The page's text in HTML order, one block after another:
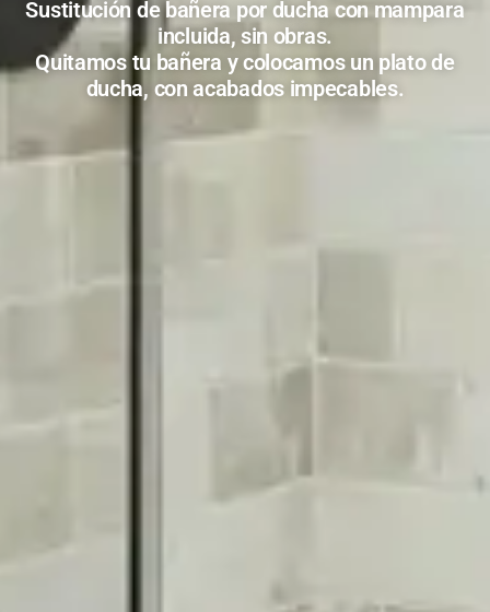
Sustitución de bañera por ducha con mampara
incluida, sin obras.
Quitamos tu bañera y colocamos un plato de
ducha, con acabados impecables.